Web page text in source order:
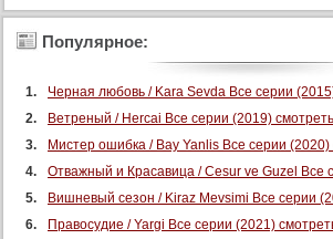
Популярное:
Черная любовь / Kara Sevda Все серии
Ветреный / Hercai Все серии (2019)
Мистер ошибка / Bay Yanlis Все серии (2020)
Отважный и Красавица / Cesur ve Guzel Все
Вишневый сезон / Kiraz Mevsimi Все серии
Правосудие / Yargi Все серии (2021)